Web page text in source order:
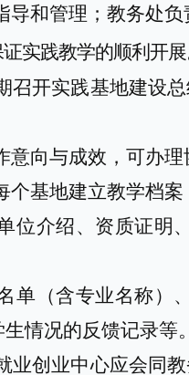
导和管理 ； 教务处负
实践教学的顺利开展
召开实践基地建设
意向与成效，可办理
基地建立教学档案
位介绍、资质证明
单 （含专业名称）
情况的反馈记录等。
业创业中心应会同